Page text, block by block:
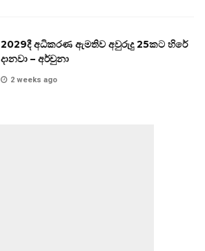
2029දී අධිකරණ ඇමතිව අවුරුදු 25කට හිරේ
දානවා – අර්චුනා
2 weeks ago